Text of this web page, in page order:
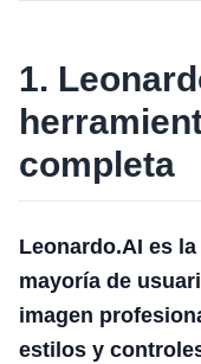
1.
completa
Leonardo.AI es
mayoría de
imagen
estilos y